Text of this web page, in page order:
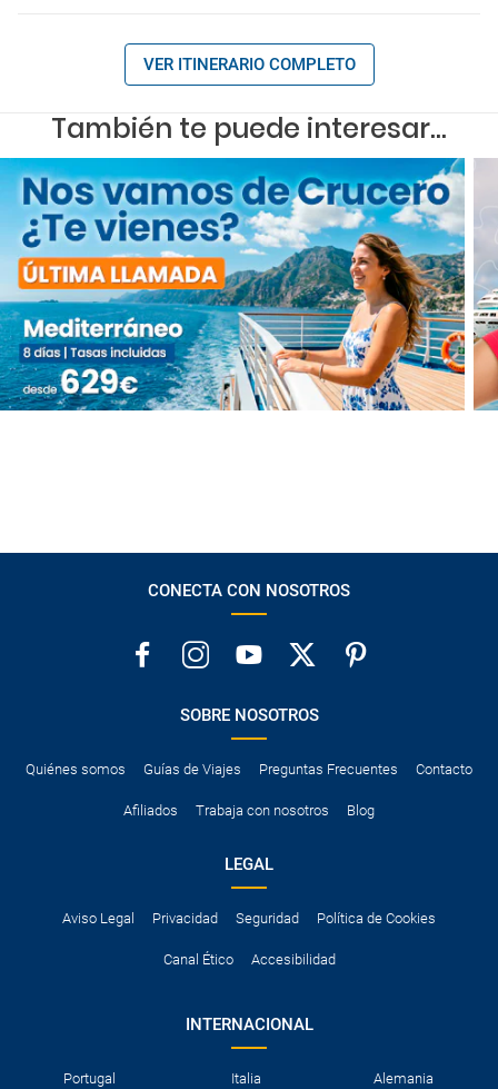
VER ITINERARIO COMPLETO
También te puede interesar...
CONECTA CON NOSOTROS
SOBRE NOSOTROS
Quiénes somos Guías de Viajes Preguntas Frecuentes Contacto
Afiliados Trabaja con nosotros Blog
LEGAL
Aviso Legal Privacidad Seguridad Política de Cookies
Canal Ético Accesibilidad
INTERNACIONAL
Portugal Italia Alemania